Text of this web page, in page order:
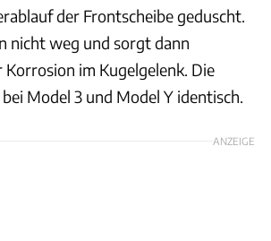
der Frontscheibe geduscht.
nicht weg und sorgt dann
im Kugelgelenk. Die
Model 3 und Model Y identisch.
ANZEIGE